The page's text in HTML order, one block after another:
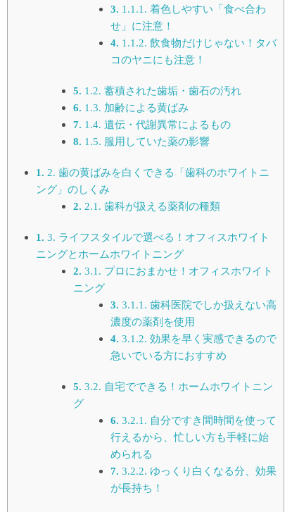
1.1.1. 着色しやすい「食べ合わ
せ」に注意！
1.1.2. 飲食物だけじゃない！タバ
コのヤニにも注意！
1.2. 蓄積された歯垢・歯石の汚れ
1.3. 加齢による黄ばみ
1.4. 遺伝・代謝異常によるもの
1.5. 服用していた薬の影響
2. 歯の黄ばみを白くできる「歯科のホワイトニ
ング」のしくみ
2.1. 歯科が扱える薬剤の種類
3. ライフスタイルで選べる！オフィスホワイト
ニングとホームホワイトニング
3.1. プロにおまかせ！オフィスホワイト
ニング
3.1.1. 歯科医院でしか扱えない高
濃度の薬剤を使用
3.1.2. 効果を早く実感できるので
急いでいる方におすすめ
3.2. 自宅でできる！ホームホワイトニン
グ
3.2.1. 自分ですき間時間を使って
行えるから、忙しい方も手軽に始
められる
3.2.2. ゆっくり白くなる分、効果
が長持ち！